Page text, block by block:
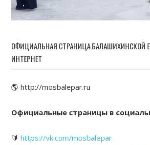
ОФИЦИАЛЬНАЯ СТРАНИЦА БАЛАШИХИНСКОЙ
ИНТЕРНЕТ
🌎 http://mosbalepar.ru
Официальные страницы в
🔰 https://vk.com/mosbalepar